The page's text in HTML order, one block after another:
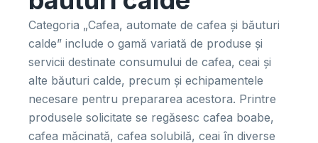
Categoria „Cafea, automate de cafea și băuturi
calde” include o gamă variată de produse și
servicii destinate consumului de cafea, ceai și
alte băuturi calde, precum și echipamentele
necesare pentru prepararea acestora. Printre
produsele solicitate se regăsesc cafea boabe,
cafea măcinată, cafea solubilă, ceai în diverse